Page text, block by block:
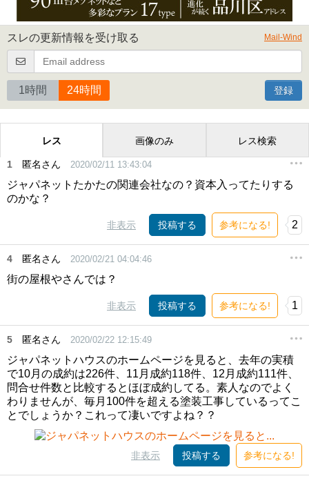
スレの更新情報を受け取る Mail-Wind
1時間 24時間 登録
レス 画像のみ レス検索
1 匿名さん 2020/02/11 13:43:04
ジャパネットたかたの関連会社なの？資本入ってたりする
のかな？
非表示 投稿する 参考になる! 2
4 匿名さん 2020/02/21 04:04:46
街の屋根やさんでは？
非表示 投稿する 参考になる! 1
5 匿名さん 2020/02/22 12:15:49
ジャパネットハウスのホームページを見ると、去年の実積
で10月の成約は226件、11月成約118件、12月成約111件、
問合せ件数と比較するとほぼ成約してる。素人なのでよく
わりませんが、毎月100件を超える塗装工事しているってこ
とでしょうか？これって凄いですよね？？
非表示 投稿する 参考になる!